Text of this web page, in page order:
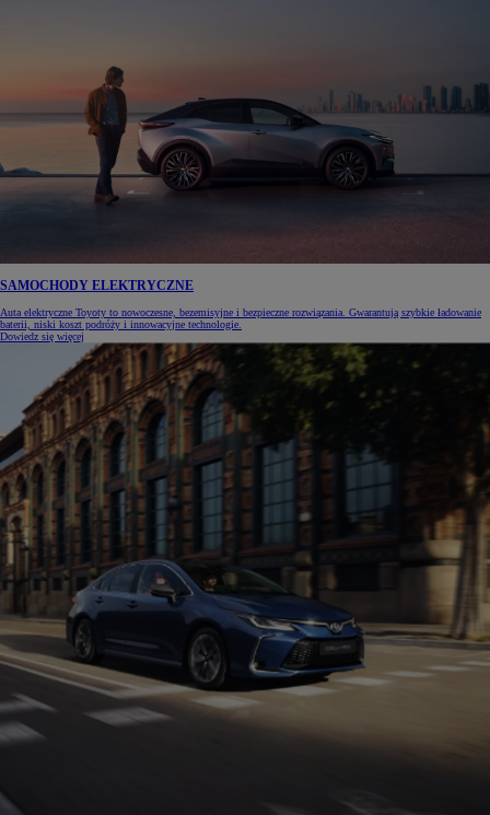
SAMOCHODY ELEKTRYCZNE
Auta elektryczne Toyoty to nowoczesne, bezemisyjne i bezpieczne rozwiązania. Gwarantują szybkie ładowanie
baterii, niski koszt podróży i innowacyjne technologie.
Dowiedz się więcej